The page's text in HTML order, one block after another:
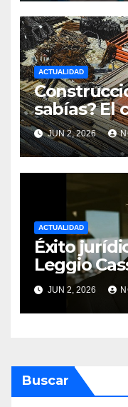
ACTUALIDAD
sabías? El
materiales
proyectos
JUN 2, 2026
ACTUALIDAD
Éxito
Leggio
JUN 2, 2026
Buscar